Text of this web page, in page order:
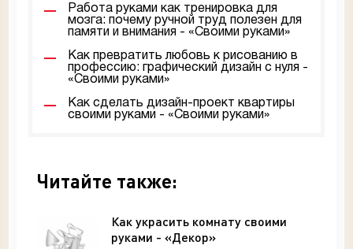
Работа руками как тренировка для
мозга: почему ручной труд полезен для
памяти и внимания - «Своими руками»
Как превратить любовь к рисованию в
профессию: графический дизайн с нуля -
«Своими руками»
Как сделать дизайн-проект квартиры
своими руками - «Своими руками»
Читайте также:
Как украсить комнату своими
руками - «Декор»